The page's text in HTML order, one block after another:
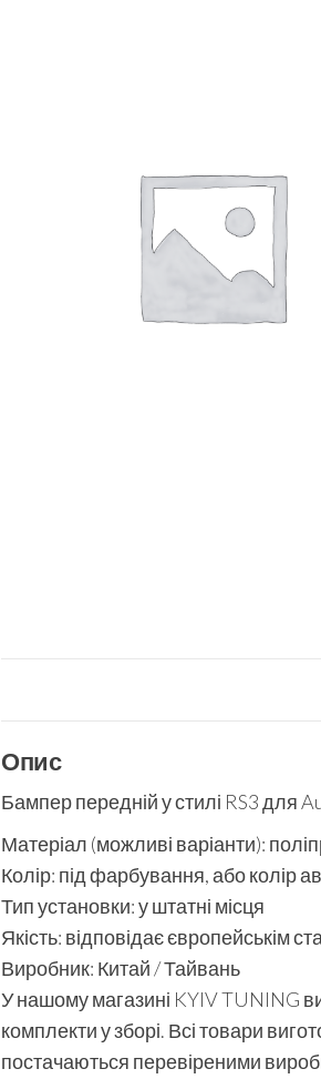
Опис
Бампер передній у стилі RS3 для
Матеріал (можливі варіанти):
Колір: під фарбування, або колір
Тип установки: у штатні місця
Якість: відповідає європейськім
Виробник: Китай / Тайвань
У нашому магазині KYIV TUNING
комплекти у зборі. Всі товари
постачаються перевіреними